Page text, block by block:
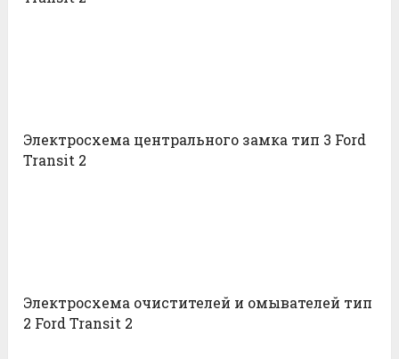
Электросхема центрального замка тип 3 Ford
Transit 2
Электросхема очистителей и омывателей тип
2 Ford Transit 2